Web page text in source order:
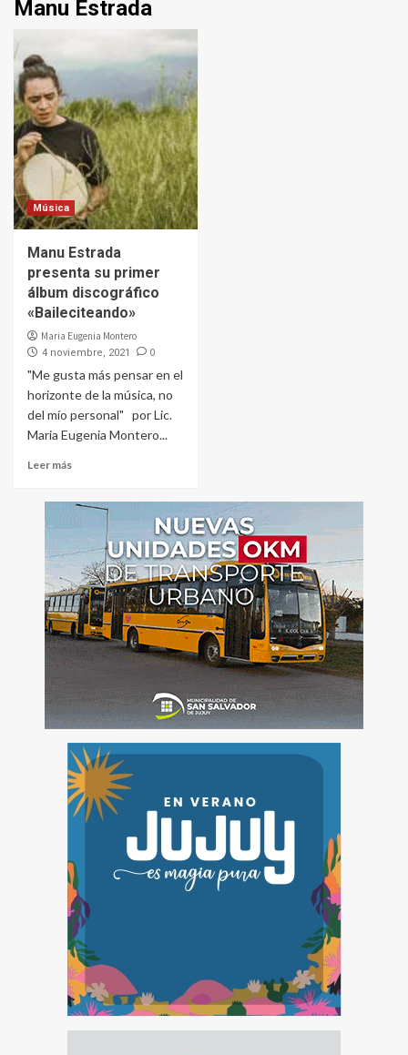
Manu Estrada
Música
Manu Estrada
presenta su primer
álbum discográfico
«Baileciteando»
Maria Eugenia Montero
4 noviembre, 2021 0
"Me gusta más pensar en el
horizonte de la música, no
del mío personal" por Lic.
Maria Eugenia Montero...
Leer más